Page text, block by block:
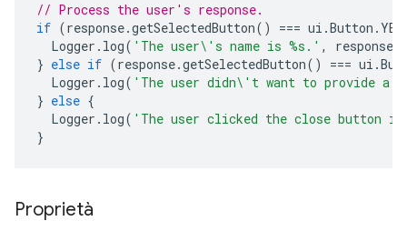
// Process the user's response.
if (response.getSelectedButton() === ui .Button . YES
Logger . log( 'The user\'s name is %s.' , response
} else if (response.getSelectedButton() === ui .
Logger . log( 'The user didn\'t want to provide a
} else {
Logger . log( 'The user clicked the close
}
Proprietà